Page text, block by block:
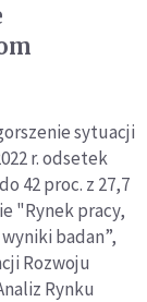
sytuacji
r. odsetek
42 proc. z 27,7
"Rynek pracy,
badan”,
Rozwoju
Rynku